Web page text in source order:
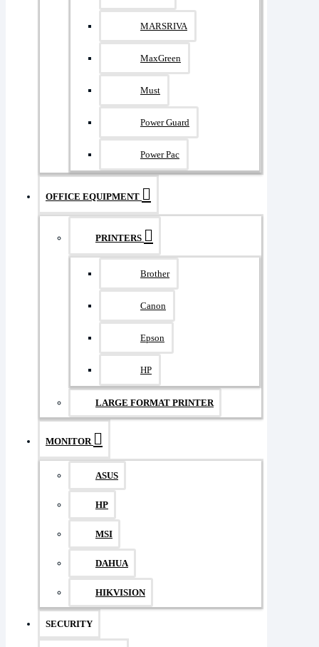
MARSRIVA
MaxGreen
Must
Power Guard
Power Pac
OFFICE EQUIPMENT
PRINTERS
Brother
Canon
Epson
HP
LARGE FORMAT PRINTER
MONITOR
ASUS
HP
MSI
DAHUA
HIKVISION
SECURITY